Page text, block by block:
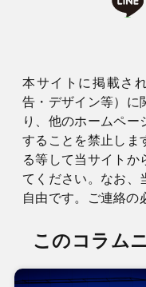
本サイトに掲載さ
告・デザイン等）に
り、他のホームペー
することを禁止しま
る等して当サイトか
てください。なお、
自由です。ご連絡の
このコラム